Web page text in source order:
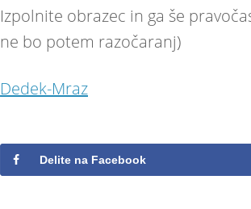
Izpolnite obrazec in ga še
ne bo potem razočaranj)
Dedek-Mraz
Delite na Facebook